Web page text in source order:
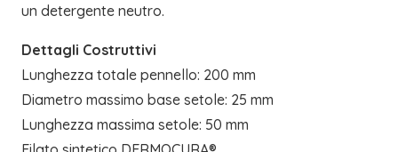
un detergente neutro.
Dettagli Costruttivi
Lunghezza totale pennello: 200 mm
Diametro massimo base setole: 25 mm
Lunghezza massima setole: 50 mm